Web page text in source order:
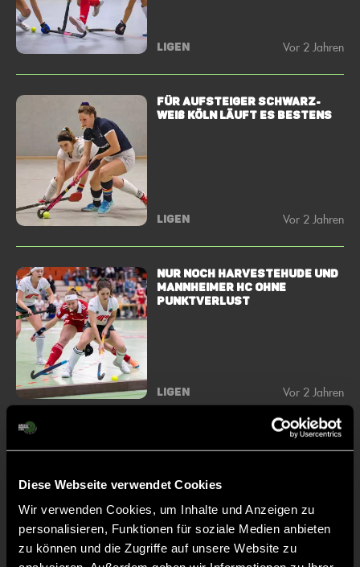
Diese Webseite verwendet Cookies
Wir verwenden Cookies, um Inhalte und Anzeigen zu
personalisieren, Funktionen für soziale Medien anbieten
zu können und die Zugriffe auf unsere Website zu
LIGEN Vor 2 Jahren
Für Aufsteiger Schwarz-
Weiß Köln läuft es bestens
LIGEN Vor 2 Jahren
Nur noch Harvestehude und
Mannheimer HC ohne
Punktverlust
LIGEN Vor 2 Jahren
Wenn im Hallenhockey ein
LIGEN Vor 2 Jahren